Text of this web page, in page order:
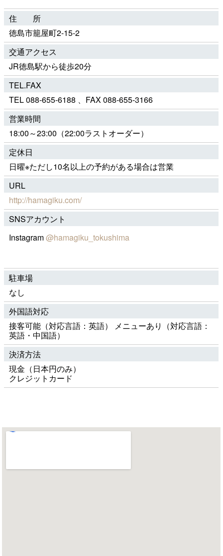
住 所
徳島市籠屋町2-15-2
交通アクセス
JR徳島駅から徒歩20分
TEL.FAX
TEL 088-655-6188 、FAX 088-655-3166
営業時間
18:00～23:00（22:00ラストオーダー）
定休日
日曜※ただし10名以上の予約がある場合は営業
URL
http://hamagiku.com/
SNSアカウント
Instagram@hamagiku_tokushima
駐車場
なし
外国語対応
接客可能（対応言語：英語） メニューあり（対応言語：
英語・中国語）
決済方法
現金（日本円のみ）
クレジットカード